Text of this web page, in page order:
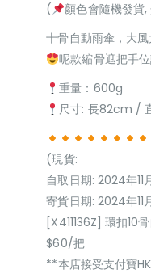
(
顏色會隨機發貨
十骨自動雨傘，大
呢款縮骨遮把手
重量：600g
尺寸: 長82cm /
(現貨:
自取日期: 2024年
寄貨日期: 2024年11
[X411136Z] 環扣10
$60/把
**本店接受支付寶